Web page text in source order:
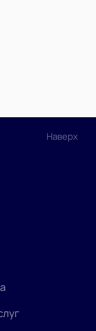
Наверх